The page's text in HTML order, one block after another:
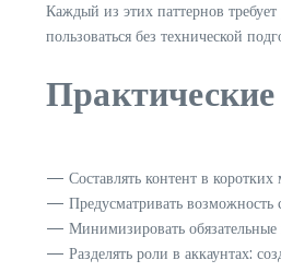
Каждый из этих паттернов
пользоваться без технической
— Составлять контент в
— Предусматривать возможность
— Минимизировать обязательные
— Разделять роли в аккаунтах: